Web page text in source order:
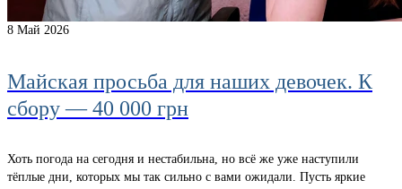
8 Май 2026
Майская просьба для наших девочек. К
сбору — 40 000 грн
Хоть погода на сегодня и нестабильна, но всё же уже наступили
тёплые дни, которых мы так сильно с вами ожидали. Пусть яркие